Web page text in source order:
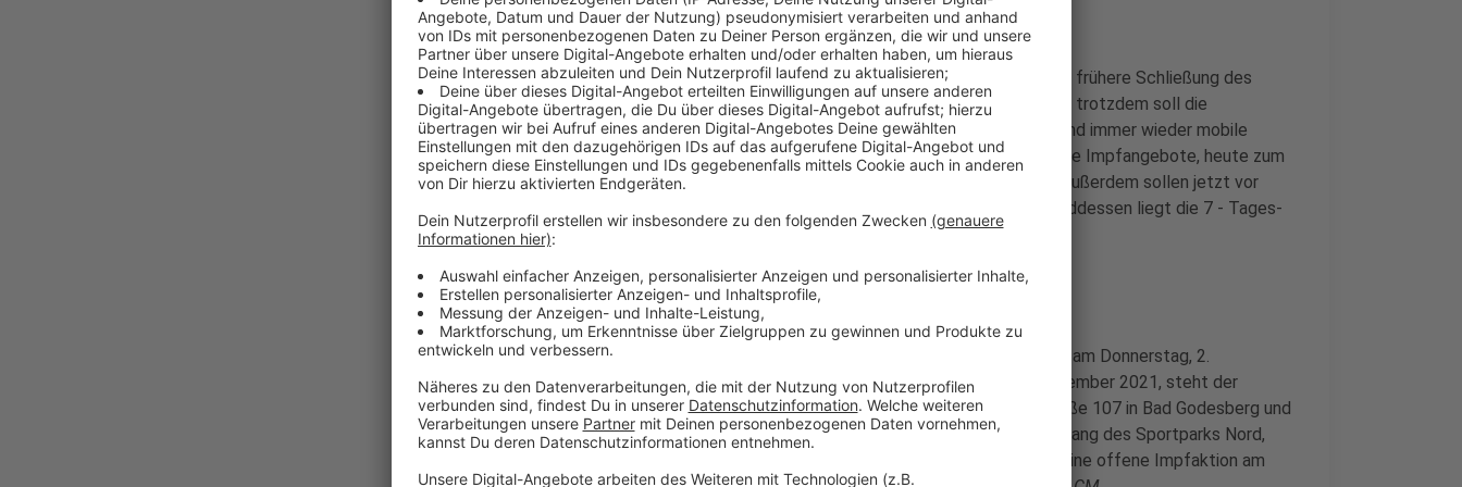
Dort wird jeweils noch bis Ende September geimpft. Grund für die frühere Schließung des
Bonner Impfzentrums sind laut Stadt Veranstaltungen im WCCB - trotzdem soll die
Impfkampagne in Bonn weitergehen. In den kommenden Tagen sind immer wieder mobile
Impfaktionen im Stadtgebiet geplant. Auch im Kreis gibt es mobile Impfangebote, heute zum
Beispiel in Bornheim-Roisdorf, von 10 bis 17 Uhr am Suti-Center. Außerdem sollen jetzt vor
allem niedergelassene Ärzte die Impfungen übernehmen. Währenddessen liegt die 7 - Tages-
Inzidenz in Bonn bei 107,1 (-13,9) und im Kreis bei 111,3 (+3,4).
Anzeige
Auch am Haupteingang des Stadthauses, Berliner Platz 2, gibt es am Donnerstag, 2.
September, von 12 bis 18 Uhr Impfangebote. Am Freitag, 3. September 2021, steht der
Impfbus von 12 bis 18 Uhr an der Moschee an der Koblenzer Straße 107 in Bad Godesberg und
am Samstag, 4. September 2021, von 11 bis 15 Uhr am Haupteingang des Sportparks Nord,
Kölnstraße. Am Sonntag, 5. September, findet von 12 bis 17 Uhr eine offene Impfaktion am